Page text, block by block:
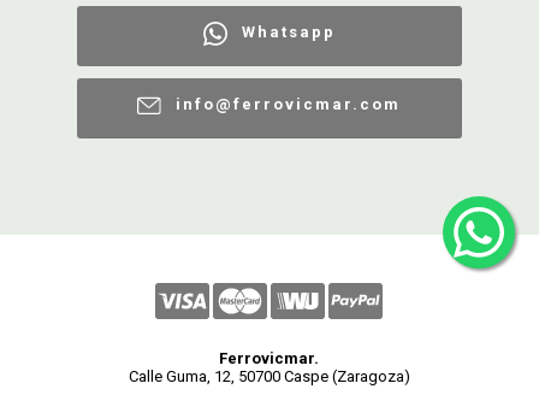
Whatsapp
info@ferrovicmar.com
Ferrovicmar.
Calle Guma, 12, 50700 Caspe (Zaragoza)